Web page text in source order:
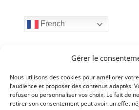
Gérer le
Nous utilisons des cookies pour améliorer
l’audience et proposer des contenus adaptés.
refuser ou personnaliser vos choix. Le fait de
retirer son consentement peut avoir un effet
French
Articles récents
Esprit : Sports et Olympisme
juillet 2026